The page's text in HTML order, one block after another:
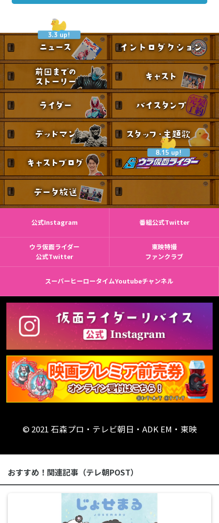
3.3 up!
8.15 up!
公式Instagram 番組公式Twitter
ウラ仮面ライダー
公式Twitter
東映特撮
ファンクラブ
スーパーヒーロータイムYoutubeチャンネル
© 2021 石森プロ・テレビ朝日・ADK EM・東映
おすすめ！関連記事（テレ朝POST）